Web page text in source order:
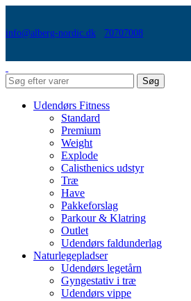
info@alberg-nordic.dk 70707008
Søg
Udendørs Fitness
Standard
Premium
Weight
Explode
Calisthenics udstyr
Træ
Have
Pakkeforslag
Parkour & Klatring
Outlet
Udendørs faldunderlag
Naturlegepladser
Udendørs legetårn
Gyngestativ i træ
Udendørs vippe